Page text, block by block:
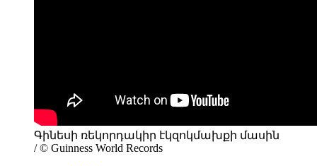
Գինեսի ռեկորդակիր էկզոկմախքի մասին
/ © Guinness World Records